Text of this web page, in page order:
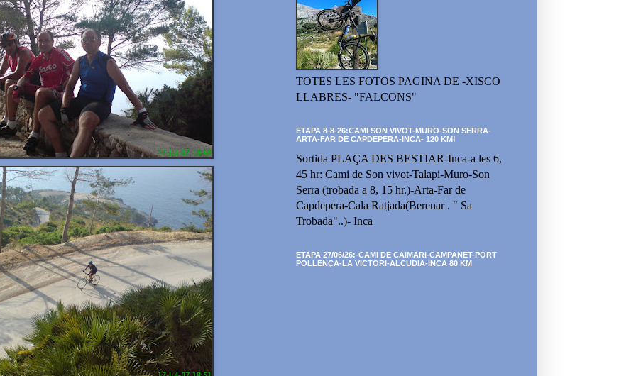
TOTES LES FOTOS PAGINA DE -XISCO
LLABRES- "FALCONS"
ETAPA 8-8-26:CAMI SON VIVOT-MURO-SON SERRA-
ARTA-FAR DE CAPDEPERA-INCA- 120 KM!
Sortida PLAÇA DES BESTIAR-Inca-a les 6,
45 hr: Cami de Son vivot-Talapi-Muro-Son
Serra (trobada a 8, 15 hr.)-Arta-Far de
Capdepera-Cala Ratjada(Berenar . " Sa
Trobada"..)- Inca
ETAPA 27/06/26:-CAMI DE CAIMARI-CAMPANET-PORT
POLLENÇA-LA VICTORI-ALCUDIA-INCA 80 KM